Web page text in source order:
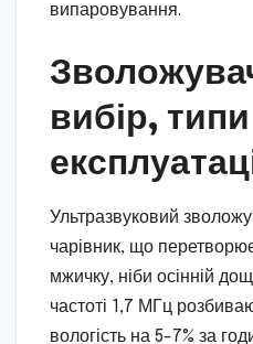
випаровування.
вибір,
Ультразвуковий
чарівник, що
мжичку, ніби осінній дощ
частоті 1,7 МГц
вологість на 5-7% за